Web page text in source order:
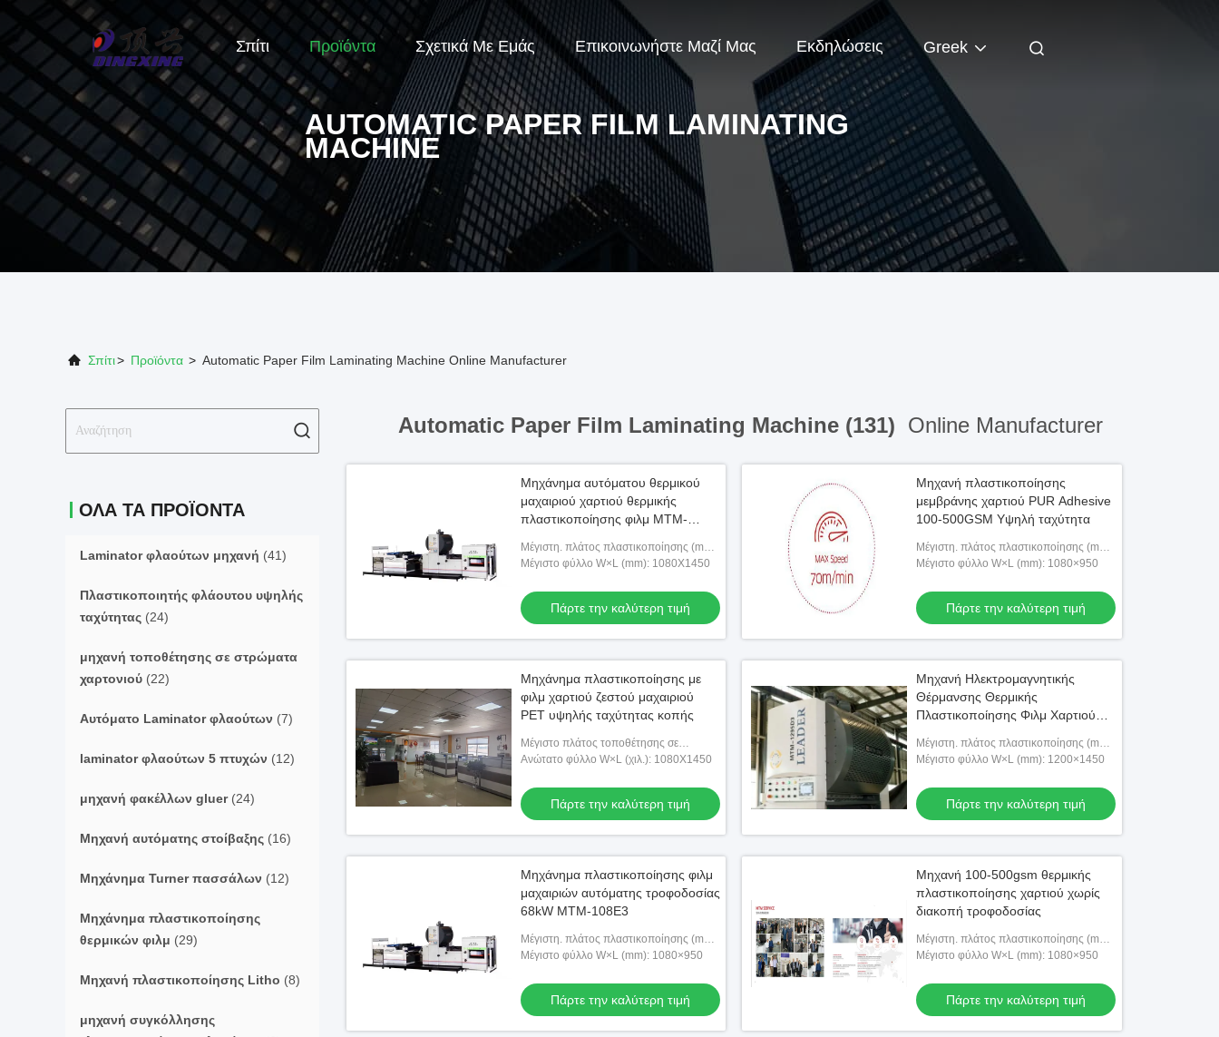
Σπίτι Προϊόντα Σχετικά Με Εμάς Επικοινωνήστε Μαζί Μας Εκδηλώσεις Greek
AUTOMATIC PAPER FILM LAMINATING
MACHINE
Σπίτι> Προϊόντα > Automatic Paper Film Laminating Machine Online Manufacturer
ΟΛΑ ΤΑ ΠΡΟΪΌΝΤΑ
Laminator φλαούτων μηχανή (41)
Πλαστικοποιητής φλάουτου υψηλής
ταχύτητας (24)
μηχανή τοποθέτησης σε στρώματα
χαρτονιού (22)
Αυτόματο Laminator φλαούτων (7)
laminator φλαούτων 5 πτυχών (12)
μηχανή φακέλλων gluer(24)
Μηχανή αυτόματης στοίβαξης (16)
Μηχάνημα Turner πασσάλων (12)
Μηχάνημα πλαστικοποίησης
θερμικών φιλμ (29)
Μηχανή πλαστικοποίησης Litho (8)
μηχανή συγκόλλησης
Automatic Paper Film Laminating Machine (131) Online Manufacturer
Μηχάνημα αυτόματου θερμικού
μαχαιριού χαρτιού θερμικής
πλαστικοποίησης φιλμ MTM-
Μέγιστη. πλάτος πλαστικοποίησης (mm):
1080
Μέγιστο φύλλο W×L (mm): 1080Χ1450
Πάρτε την καλύτερη τιμή
Μηχανή πλαστικοποίησης
μεμβράνης χαρτιού PUR Adhesive
100-500GSM Υψηλή ταχύτητα
Μέγιστη. πλάτος πλαστικοποίησης (mm):
1080
Μέγιστο φύλλο W×L (mm): 1080×950
Πάρτε την καλύτερη τιμή
Μηχάνημα πλαστικοποίησης με
φιλμ χαρτιού ζεστού μαχαιριού
PET υψηλής ταχύτητας κοπής
Μέγιστο πλάτος τοποθέτησης σε
στρώματα (χιλ.): 1080
Ανώτατο φύλλο W×L (χιλ.): 1080X1450
Πάρτε την καλύτερη τιμή
Μηχανή Ηλεκτρομαγνητικής
Θέρμανσης Θερμικής
Πλαστικοποίησης Φιλμ Χαρτιού
Μέγιστη. πλάτος πλαστικοποίησης (mm):
1200
Μέγιστο φύλλο W×L (mm): 1200×1450
Πάρτε την καλύτερη τιμή
Μηχάνημα πλαστικοποίησης φιλμ
μαχαιριών αυτόματης τροφοδοσίας
68kW MTM-108E3
Μέγιστη. πλάτος πλαστικοποίησης (mm):
1080
Μέγιστο φύλλο W×L (mm): 1080×950
Πάρτε την καλύτερη τιμή
Μηχανή 100-500gsm θερμικής
πλαστικοποίησης χαρτιού χωρίς
διακοπή τροφοδοσίας
Μέγιστη. πλάτος πλαστικοποίησης (mm):
1080
Μέγιστο φύλλο W×L (mm): 1080×950
Πάρτε την καλύτερη τιμή